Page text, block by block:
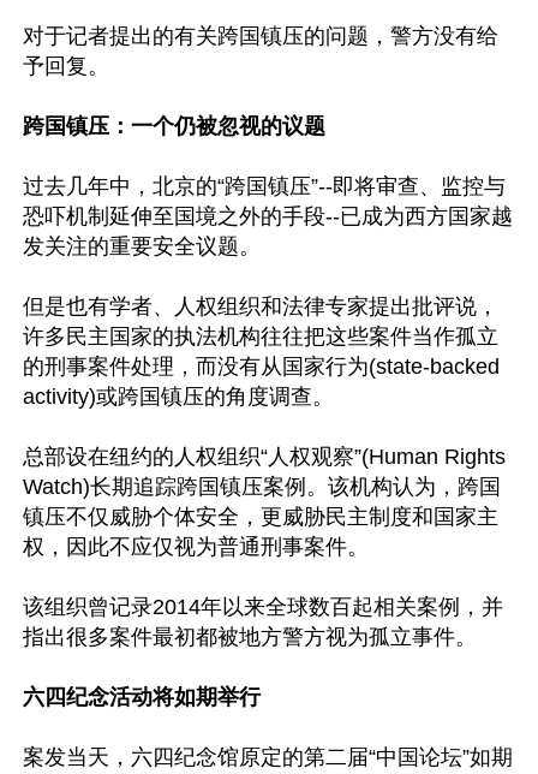
对于记者提出的有关跨国镇压的问题，警方没有给
予回复。
跨国镇压：一个仍被忽视的议题
过去几年中，北京的“跨国镇压”--即将审查、监控与
恐吓机制延伸至国境之外的手段--已成为西方国家越
发关注的重要安全议题。
但是也有学者、人权组织和法律专家提出批评说，
许多民主国家的执法机构往往把这些案件当作孤立
的刑事案件处理，而没有从国家行为(state-backed
activity)或跨国镇压的角度调查。
总部设在纽约的人权组织“人权观察”(Human Rights
Watch)长期追踪跨国镇压案例。该机构认为，跨国
镇压不仅威胁个体安全，更威胁民主制度和国家主
权，因此不应仅视为普通刑事案件。
该组织曾记录2014年以来全球数百起相关案例，并
指出很多案件最初都被地方警方视为孤立事件。
六四纪念活动将如期举行
案发当天，六四纪念馆原定的第二届“中国论坛”如期